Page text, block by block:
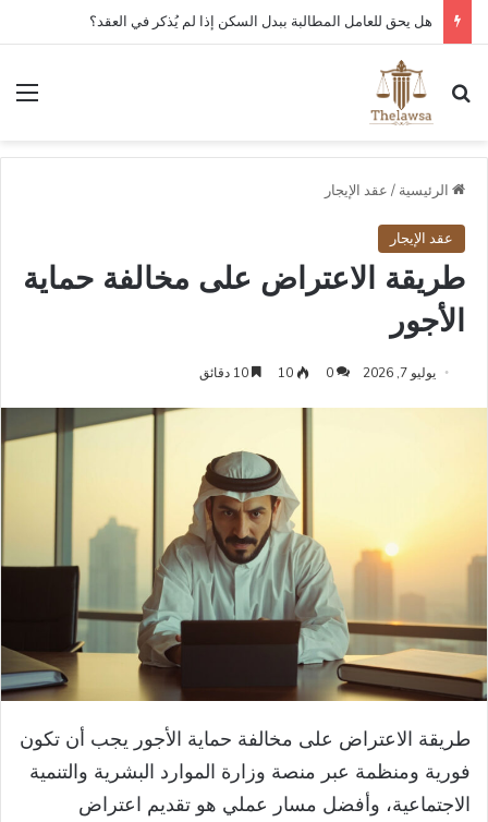
كم مدة قبول أو رفض عقد العمل الإلكتروني في قوى؟
بحث عن
الرئيسية / عقد الإيجار
عقد الإيجار
طريقة الاعتراض على مخالفة حماية
الأجور
يوليو 7, 2026 0
10
طريقة الاعتراض على مخالفة حماية الأجور يجب أن تكون
فورية ومنظمة عبر منصة وزارة الموارد البشرية والتنمية
الاجتماعية، وأفضل مسار عملي هو تقديم اعتراض